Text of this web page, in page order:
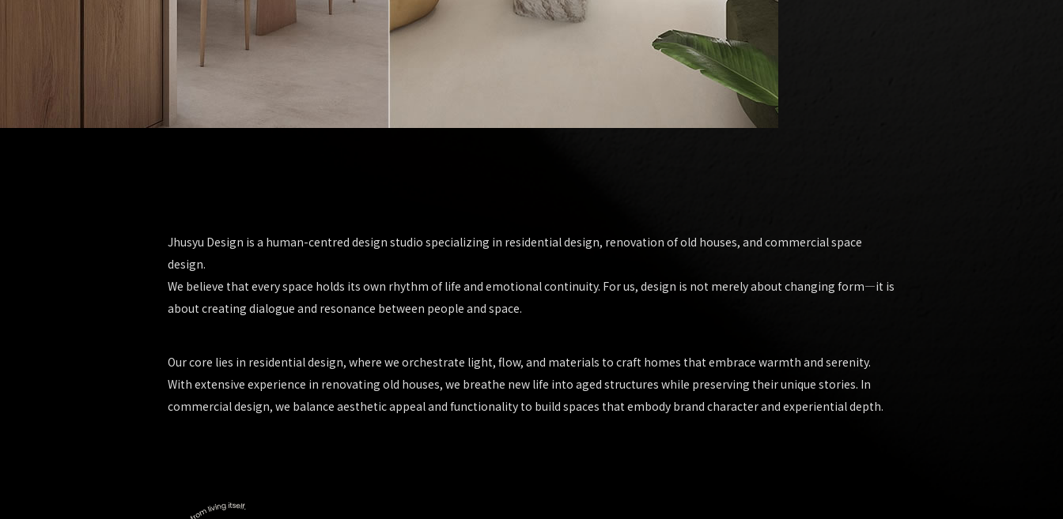
Jhusyu Design is a human-centred design studio specializing in residential design, renovation of old houses, and commercial space
design.
We believe that every space holds its own rhythm of life and emotional continuity. For us, design is not merely about changing form—it is
about creating dialogue and resonance between people and space.
Our core lies in residential design, where we orchestrate light, flow, and materials to craft homes that embrace warmth and serenity.
With extensive experience in renovating old houses, we breathe new life into aged structures while preserving their unique stories. In
commercial design, we balance aesthetic appeal and functionality to build spaces that embody brand character and experiential depth.